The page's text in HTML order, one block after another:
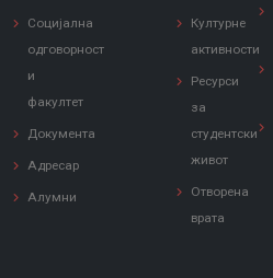
Социјална
одговорност
и
факултет
Документа
Адресар
Алумни
Културне
активности
Ресурси
за
студентски
живот
Отворена
врата